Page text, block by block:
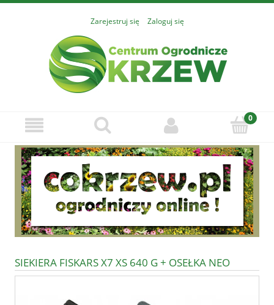
Zarejestruj się Zaloguj się
SIEKIERA FISKARS X7 XS 640 G + OSEŁKA NEO